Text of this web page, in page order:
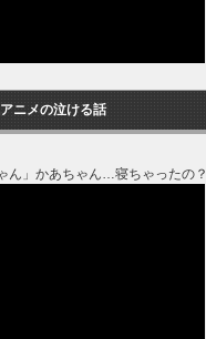
ニメの泣ける話
ん」かあちゃん…寝ちゃったの？